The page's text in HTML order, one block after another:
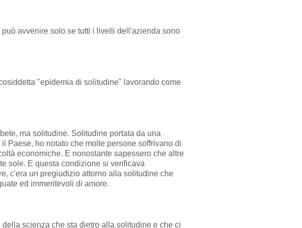
avvenire solo se tutti i livelli dell'azienda sono
"epidemia di solitudine" lavorando come
ma solitudine. Solitudine portata da una
Paese, ho notato che molte persone soffrivano di
economiche. E nonostante sapessero che altre
sole. E questa condizione si verificava
c'era un pregiudizio attorno alla solitudine che
ed immeritevoli di amore.
scienza che sta dietro alla solitudine e che ci